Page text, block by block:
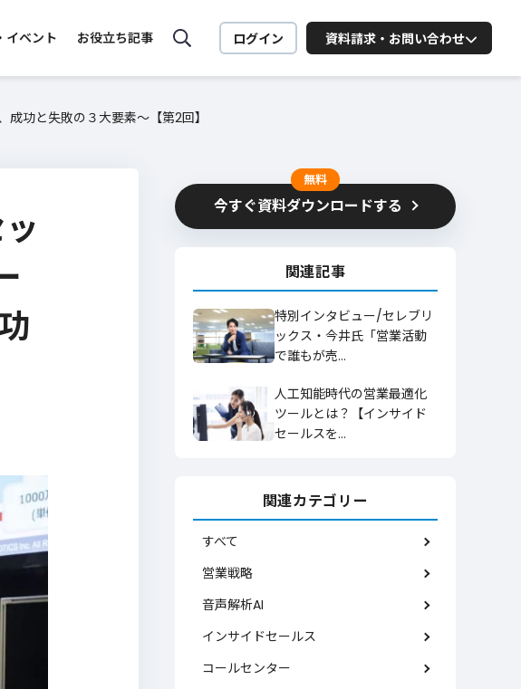
お問い合わせ窓口業務
セミナーを配信中
詳細を見る
イベント お役立ち記事 ログイン 資料請求・お問い合わせ
料
お問い合わせはこちら
サービスに関するお問い合わせはこちら
お問い合わせ
と失敗の３大要素〜【第2回】
無料
今すぐ資料ダウンロードする
関連記事
特別インタビュー/セレブリ
ックス・今井氏「営業活動
で誰もが売…
人工知能時代の営業最適化
ツールとは？【インサイド
セールスを…
関連カテゴリー
すべて
営業戦略
音声解析AI
インサイドセールス
コールセンター